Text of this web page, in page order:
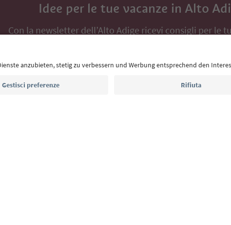
Idee per le tue vacanze in Alto
Con la newsletter dell’Alto Adige ricevi consigli per le